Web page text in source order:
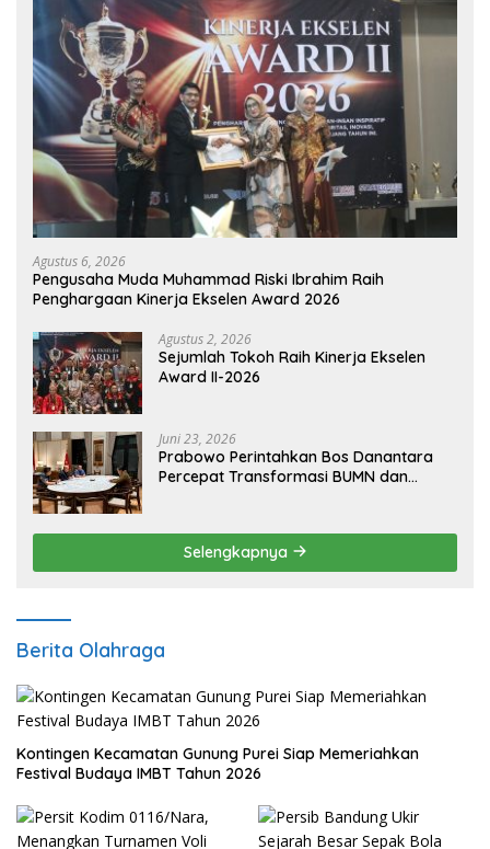
Agustus 6, 2026
Pengusaha Muda Muhammad Riski Ibrahim Raih
Penghargaan Kinerja Ekselen Award 2026
Agustus 2, 2026
Sejumlah Tokoh Raih Kinerja Ekselen
Award II-2026
Juni 23, 2026
Prabowo Perintahkan Bos Danantara
Percepat Transformasi BUMN dan
Selengkapnya
Berita Olahraga
Kontingen Kecamatan Gunung Purei Siap Memeriahkan
Festival Budaya IMBT Tahun 2026